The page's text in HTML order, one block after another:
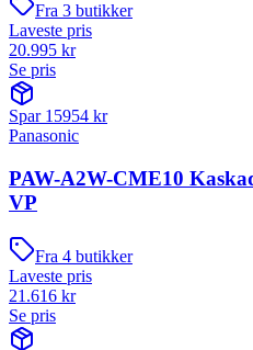
Fra 3 butikker
Laveste pris
20.995 kr
Se pris
Spar 15954 kr
Panasonic
PAW-A2W-CME10
VP
Fra 4 butikker
Laveste pris
21.616 kr
Se pris